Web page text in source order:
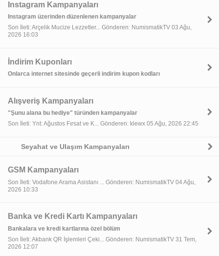
Instagram Kampanyaları
Instagram üzerinden düzenlenen kampanyalar
Son İleti: Arçelik Mucize Lezzetler... Gönderen: NumismatikTV 03 Ağu,
2026 16:03
İndirim Kuponları
Onlarca internet sitesinde geçerli indirim kupon kodları
Alışveriş Kampanyaları
"Şunu alana bu hediye" türünden kampanyalar
Son İleti: Ynt: Ağustos Fırsat ve K... Gönderen: klewx 05 Ağu, 2026 22:45
Seyahat ve Ulaşım Kampanyaları
GSM Kampanyaları
Son İleti: Vodafone Arama Asistanı ... Gönderen: NumismatikTV 04 Ağu,
2026 10:33
Banka ve Kredi Kartı Kampanyaları
Bankalara ve kredi kartlarına özel bölüm
Son İleti: Akbank QR İşlemleri Çeki... Gönderen: NumismatikTV 31 Tem,
2026 12:07